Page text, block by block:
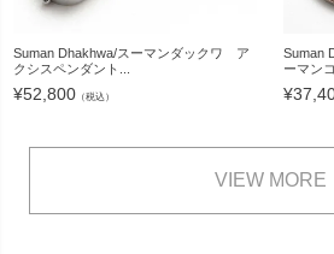
Suman Dhakhwa/スーマンダックワ ア
クシスペンダント...
¥52,800 （税込）
Suman
ーマン
¥
VIEW MORE